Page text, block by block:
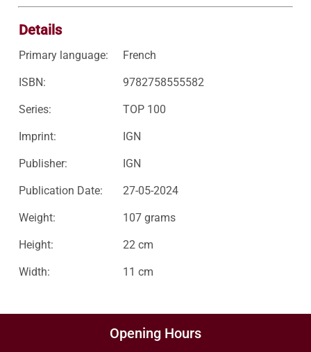
Details
Primary language: French
ISBN: 9782758555582
Series: TOP 100
Imprint: IGN
Publisher: IGN
Publication Date: 27-05-2024
Weight: 107 grams
Height: 22 cm
Width: 11 cm
Opening Hours